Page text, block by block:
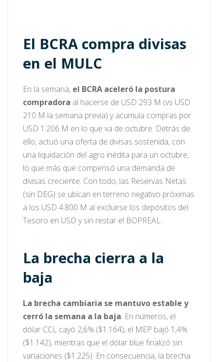
El BCRA compra divisas
en el MULC
En la semana, el BCRA aceleró la postura
compradora al hacerse de USD 293 M (vs USD
210 M la semana previa) y acumula compras por
USD 1.206 M en lo que va de octubre. Detrás de
ello, actuó una oferta de divisas sostenida, con
una liquidación del agro inédita para un octubre,
lo que más que compensó una demanda de
divisas creciente. Con todo, las Reservas Netas
(sin DEG) se ubican en terreno negativo próximas
a los USD 4.800 M al excluirse los depósitos del
Tesoro en USD y sin restar el BOPREAL.
La brecha cierra a la
baja
La brecha cambiaria se mantuvo estable y
cerró la semana a la baja. En números, el
dólar CCL cayó 2,6% ($1.164), el MEP bajó 1,4%
($1.142), mientras que el dólar blue finalizó sin
variaciones ($1.225). En consecuencia, la brecha